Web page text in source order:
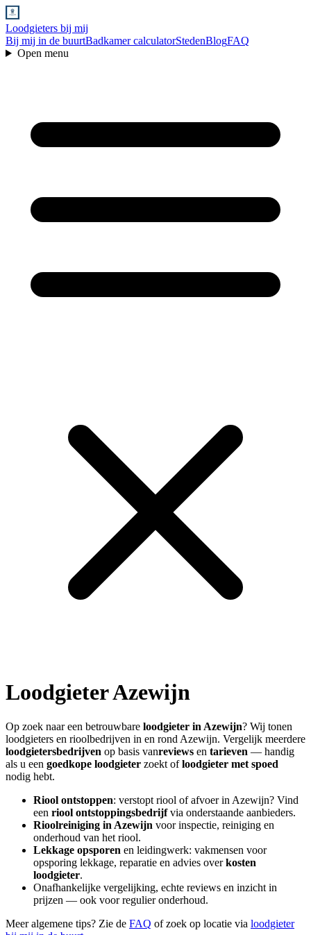
Loodgieters bij mij
Bij mij in de buurtBadkamer calculatorStedenBlogFAQ
Open menu
LoodgieterAzewijn
Op zoek naar een betrouwbare loodgieter in Azewijn? Wij tonen
loodgieters en rioolbedrijven in en rond Azewijn. Vergelijk meerdere
loodgietersbedrijven op basis vanreviews en tarieven — handig
als u een goedkope loodgieter zoekt ofloodgieter met spoed
nodig hebt.
Riool ontstoppen: verstopt riool of afvoer in Azewijn? Vind
een riool ontstoppingsbedrijfvia onderstaande aanbieders.
Rioolreiniging in Azewijn voor inspectie, reiniging en
onderhoud van het riool.
Lekkage opsporen en leidingwerk: vakmensen voor
opsporing lekkage, reparatie en advies overkosten
loodgieter.
Onafhankelijke vergelijking, echte reviews en inzicht in
prijzen — ook voor regulier onderhoud.
Meer algemene tips? Zie de FAQ of zoek op locatie via loodgieter